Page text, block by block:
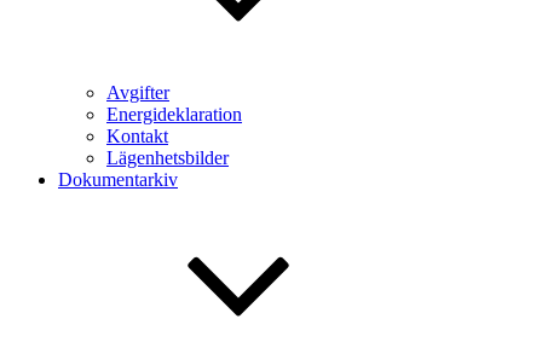
Avgifter
Energideklaration
Kontakt
Lägenhetsbilder
Dokumentarkiv